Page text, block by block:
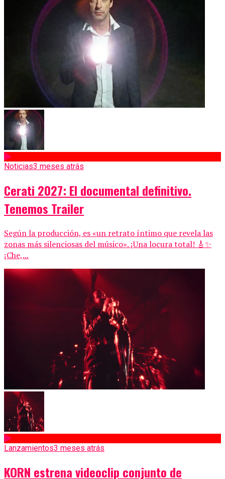
Noticias3 meses atrás
Cerati 2027: El documental definitivo.
Tenemos Trailer
Según la producción, es «un retrato íntimo que revela las
zonas más silenciosas del músico». ¡Una locura total! 🎸✨
¡Che,...
Lanzamientos3 meses atrás
KORN estrena videoclip conjunto de